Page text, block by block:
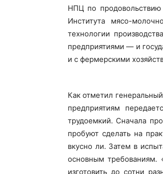
НПЦ по
Института мясо-
технологии
предприятиями — и
и с фермерскими
Как отметил
предприятиям
трудоемкий. Сначала
пробуют сделать на
вкусно ли. Затем в
основным требованиям.
изготовить до сотни